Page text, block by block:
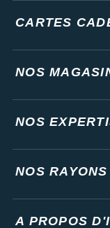
CARTES
NOS
NOS
NOS RAYONS
A PROPOS